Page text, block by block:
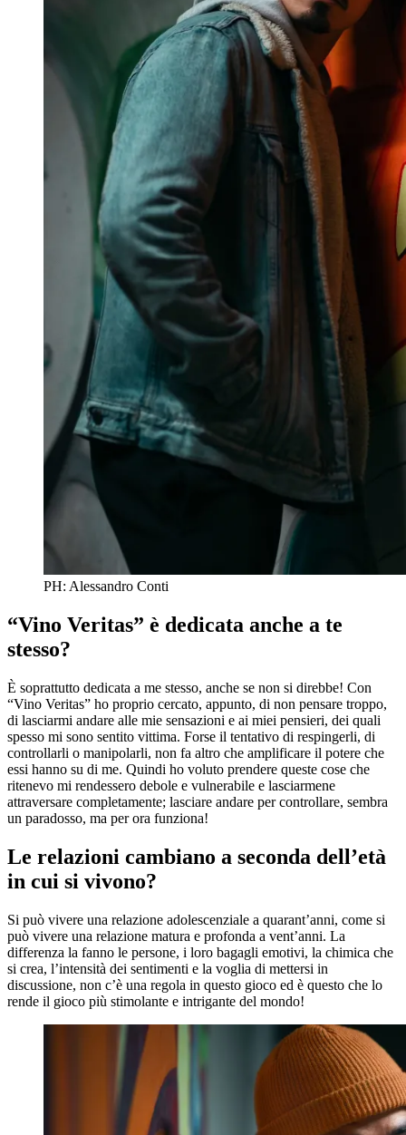
PH: Alessandro Conti
“Vino Veritas” è dedicata anche a te
stesso?
È soprattutto dedicata a me stesso, anche se non si direbbe! Con
“Vino Veritas” ho proprio cercato, appunto, di non pensare troppo,
di lasciarmi andare alle mie sensazioni e ai miei pensieri, dei quali
spesso mi sono sentito vittima. Forse il tentativo di respingerli, di
controllarli o manipolarli, non fa altro che amplificare il potere che
essi hanno su di me. Quindi ho voluto prendere queste cose che
ritenevo mi rendessero debole e vulnerabile e lasciarmene
attraversare completamente; lasciare andare per controllare, sembra
un paradosso, ma per ora funziona!
Le relazioni cambiano a seconda dell’età
in cui si vivono?
Si può vivere una relazione adolescenziale a quarant’anni, come si
può vivere una relazione matura e profonda a vent’anni. La
differenza la fanno le persone, i loro bagagli emotivi, la chimica che
si crea, l’intensità dei sentimenti e la voglia di mettersi in
discussione, non c’è una regola in questo gioco ed è questo che lo
rende il gioco più stimolante e intrigante del mondo!